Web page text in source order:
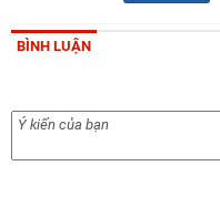
BÌNH LUẬN